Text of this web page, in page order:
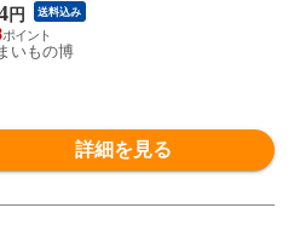
円 送料込み
いもの博
詳細を見る